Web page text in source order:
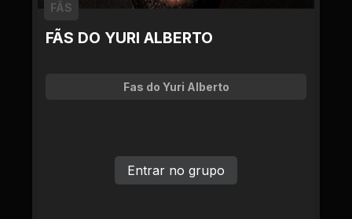
FÃS DO YURI ALBERTO
FÃS
Fas do Yuri Alberto
Entrar no grupo